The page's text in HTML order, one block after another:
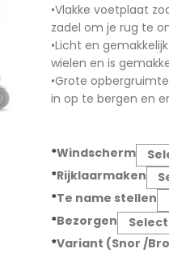
•Vlakke voetplaat
zadel om je rug te
•Licht en
wielen en is
•Grote
in op te bergen en
*Windscherm
*Rijklaarmaken
*Te name stellen
*Bezorgen
*Variant (Snor /